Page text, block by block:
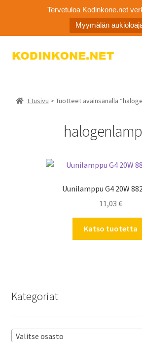
Tervetuloa Kodinkone.net
Myymälän
Siirry
Siirry
Asiakaspalvelu
Etusivu > Tuotteet avainsanalla
Uunilamppu G4 20W
11,03 €
Katso tuotetta
Kategoriat
Valitse osasto